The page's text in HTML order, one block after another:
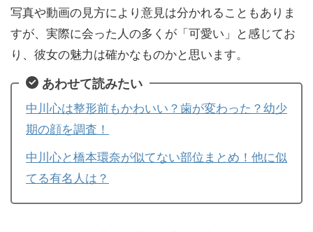
写真や動画の見方により意見は分かれることもありま
すが、実際に会った人の多くが「可愛い」と感じてお
り、彼女の魅力は確かなものかと思います。
あわせて読みたい
中川心は整形前もかわいい？歯が変わった？幼少
期の顔を調査！
中川心と橋本環奈が似てない部位まとめ！他に似
てる有名人は？